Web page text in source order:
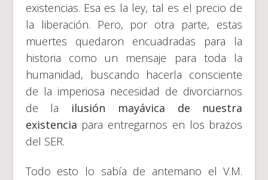
existencias. Esa es la ley, tal es el precio de
la liberación. Pero, por otra parte, estas
muertes quedaron encuadradas para la
historia como un mensaje para toda la
humanidad, buscando hacerla consciente
de la imperiosa necesidad de divorciarnos
de la ilusión mayávica de nuestra
existencia para entregarnos en los brazos
del SER.
Todo esto lo sabía de antemano el V.M.